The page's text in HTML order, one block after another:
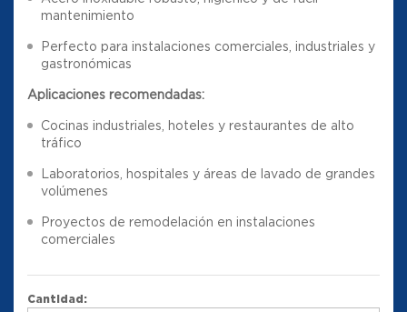
mantenimiento
Perfecto para instalaciones comerciales, industriales y
gastronómicas
Aplicaciones recomendadas:
Cocinas industriales, hoteles y restaurantes de alto
tráfico
Laboratorios, hospitales y áreas de lavado de grandes
volúmenes
Proyectos de remodelación en instalaciones
comerciales
Cantidad: